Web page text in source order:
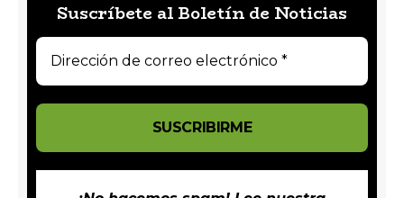
Suscríbete al Boletín de Noticias